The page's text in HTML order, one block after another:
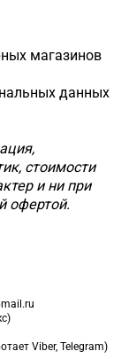
магазинов
данных
стоимости
и ни при
офертой.
Viber, Telegram)